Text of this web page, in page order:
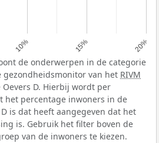
10% 15% 20%
de onderwerpen in de categorie
gezondheidsmonitor van het RIVM
D. Hierbij wordt per
het percentage inwoners in de
is dat heeft aangegeven dat het
is. Gebruik het filter boven de
van de inwoners te kiezen.